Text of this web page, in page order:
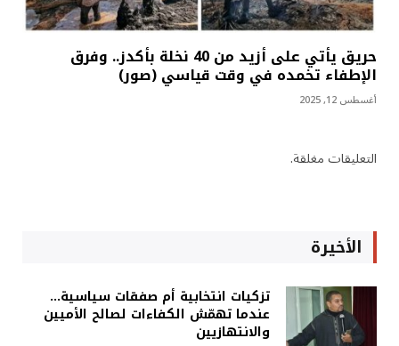
حريق يأتي على أزيد من 40 نخلة بأكدز.. وفرق
الإطفاء تخمده في وقت قياسي (صور)
أغسطس 12, 2025
التعليقات مغلقة.
الأخيرة
تزكيات انتخابية أم صفقات سياسية…
عندما تهمّش الكفاءات لصالح الأميين
والانتهازيين